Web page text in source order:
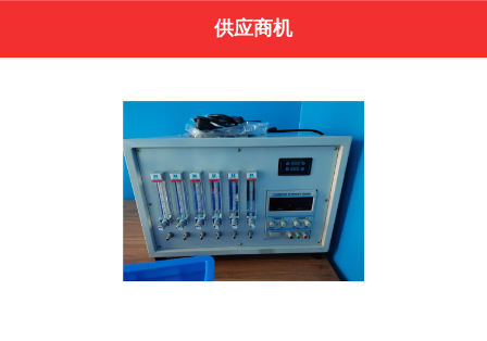
供应商机